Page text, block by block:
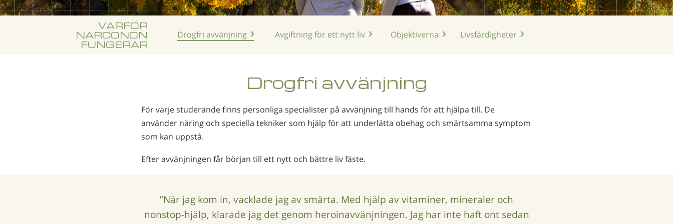
Nepali
VARFÖR
NARCONON
FUNGERAR
Drogfri avvänjning Avgiftning för ett nytt liv Objektiverna Livsfärdigheter
Drogfri avvänjning
För varje studerande finns personliga specialister på avvänjning till hands för att hjälpa till. De
använder näring och speciella tekniker som hjälp för att underlätta obehag och smärtsamma symptom
som kan uppstå.
Efter avvänjningen får början till ett nytt och bättre liv fäste.
”När jag kom in, vacklade jag av smärta. Med hjälp av vitaminer, mineraler och
nonstop-hjälp, klarade jag det genom heroinavvänjningen. Jag har inte haft ont sedan